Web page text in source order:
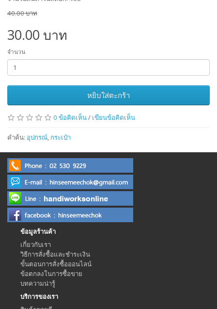
40.00 บาท
30.00 บาท
จำนวน
หยิบใส่ตะกร้า
0 ข้อคิดเห็น/ เขียนข้อคิดเห็น
คำค้น: อุปกรณ์, กระเป๋า
ข้อมูลร้านค้า
เกี่ยวกับเรา
วิธีการสั่งซื้อและชำระเงิน
ขั้นตอนการสั่งซื้อออนไลน์
ข้อตกลงในการซื้อขาย
บทความน่ารู้
บริการของเรา